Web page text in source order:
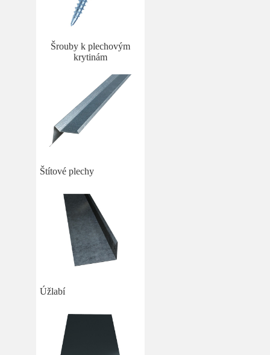
Šrouby k plechovým
krytinám
Štítové plechy
Úžlabí